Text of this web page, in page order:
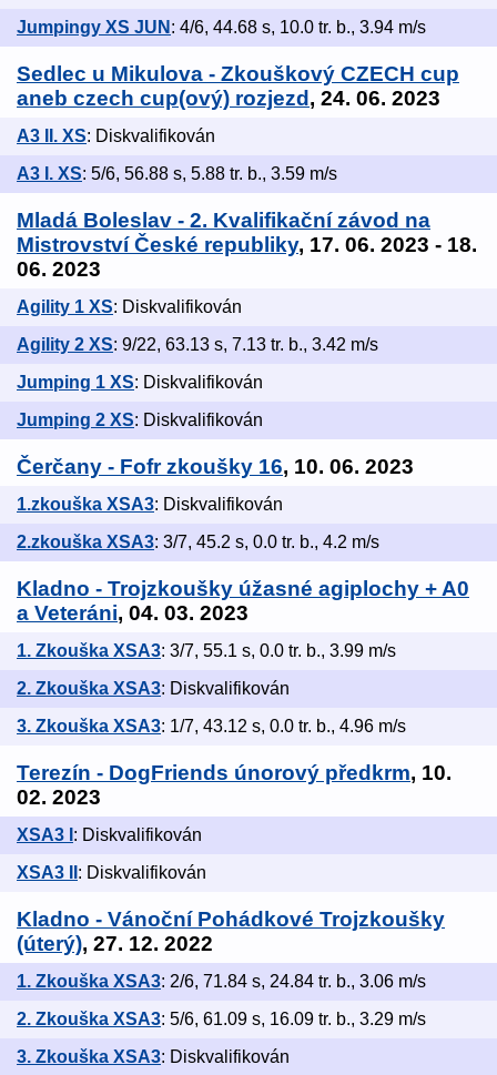
Jumpingy XS JUN : 4/6, 44.68 s, 10.0 tr. b., 3.94 m/s
Sedlec u Mikulova - Zkouškový CZECH cup
aneb czech cup(ový) rozjezd, 24. 06. 2023
A3 II. XS: Diskvalifikován
A3 I. XS: 5/6, 56.88 s, 5.88 tr. b., 3.59 m/s
Mladá Boleslav - 2. Kvalifikační závod na
Mistrovství České republiky, 17. 06. 2023 - 18.
06. 2023
Agility 1 XS: Diskvalifikován
Agility 2 XS: 9/22, 63.13 s, 7.13 tr. b., 3.42 m/s
Jumping 1 XS: Diskvalifikován
Jumping 2 XS: Diskvalifikován
Čerčany - Fofr zkoušky 16, 10. 06. 2023
1.zkouška XSA3: Diskvalifikován
2.zkouška XSA3: 3/7, 45.2 s, 0.0 tr. b., 4.2 m/s
Kladno - Trojzkoušky úžasné agiplochy + A0
a Veteráni, 04. 03. 2023
1. Zkouška XSA3: 3/7, 55.1 s, 0.0 tr. b., 3.99 m/s
2. Zkouška XSA3: Diskvalifikován
3. Zkouška XSA3: 1/7, 43.12 s, 0.0 tr. b., 4.96 m/s
Terezín - DogFriends únorový předkrm, 10.
02. 2023
XSA3 I : Diskvalifikován
XSA3 II : Diskvalifikován
Kladno - Vánoční Pohádkové Trojzkoušky
(úterý), 27. 12. 2022
1. Zkouška XSA3: 2/6, 71.84 s, 24.84 tr. b., 3.06 m/s
2. Zkouška XSA3: 5/6, 61.09 s, 16.09 tr. b., 3.29 m/s
3. Zkouška XSA3: Diskvalifikován